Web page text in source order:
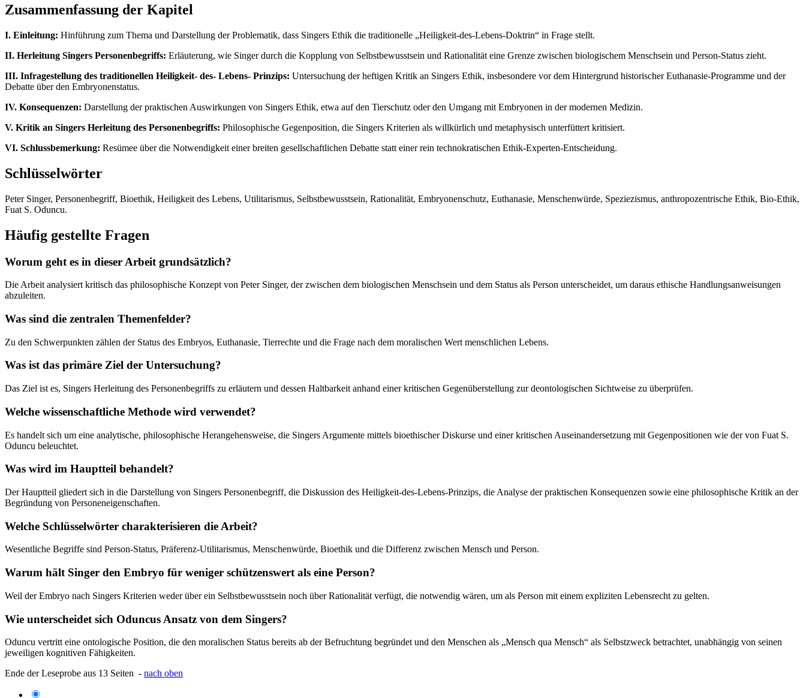
Zusammenfassung der Kapitel
I. Einleitung: Hinführung zum Thema und Darstellung der Problematik, dass Singers Ethik die traditionelle „Heiligkeit-des-Lebens-Doktrin“ in Frage stellt.
II. Herleitung Singers Personenbegriffs: Erläuterung, wie Singer durch die Kopplung von Selbstbewusstsein und Rationalität eine Grenze zwischen biologischem Menschsein und Person-Status zieht.
III. Infragestellung des traditionellen Heiligkeit- des- Lebens- Prinzips: Untersuchung der heftigen Kritik an Singers Ethik, insbesondere vor dem Hintergrund historischer Euthanasie-Programme und der
Debatte über den Embryonenstatus.
IV. Konsequenzen: Darstellung der praktischen Auswirkungen von Singers Ethik, etwa auf den Tierschutz oder den Umgang mit Embryonen in der modernen Medizin.
V. Kritik an Singers Herleitung des Personenbegriffs: Philosophische Gegenposition, die Singers Kriterien als willkürlich und metaphysisch unterfüttert kritisiert.
VI. Schlussbemerkung: Resümee über die Notwendigkeit einer breiten gesellschaftlichen Debatte statt einer rein technokratischen Ethik-Experten-Entscheidung.
Schlüsselwörter
Peter Singer, Personenbegriff, Bioethik, Heiligkeit des Lebens, Utilitarismus, Selbstbewusstsein, Rationalität, Embryonenschutz, Euthanasie, Menschenwürde, Speziezismus, anthropozentrische Ethik, Bio-Ethik,
Fuat S. Oduncu.
Häufig gestellte Fragen
Worum geht es in dieser Arbeit grundsätzlich?
Die Arbeit analysiert kritisch das philosophische Konzept von Peter Singer, der zwischen dem biologischen Menschsein und dem Status als Person unterscheidet, um daraus ethische Handlungsanweisungen
abzuleiten.
Was sind die zentralen Themenfelder?
Zu den Schwerpunkten zählen der Status des Embryos, Euthanasie, Tierrechte und die Frage nach dem moralischen Wert menschlichen Lebens.
Was ist das primäre Ziel der Untersuchung?
Das Ziel ist es, Singers Herleitung des Personenbegriffs zu erläutern und dessen Haltbarkeit anhand einer kritischen Gegenüberstellung zur deontologischen Sichtweise zu überprüfen.
Welche wissenschaftliche Methode wird verwendet?
Es handelt sich um eine analytische, philosophische Herangehensweise, die Singers Argumente mittels bioethischer Diskurse und einer kritischen Auseinandersetzung mit Gegenpositionen wie der von Fuat S.
Oduncu beleuchtet.
Was wird im Hauptteil behandelt?
Der Hauptteil gliedert sich in die Darstellung von Singers Personenbegriff, die Diskussion des Heiligkeit-des-Lebens-Prinzips, die Analyse der praktischen Konsequenzen sowie eine philosophische Kritik an der
Begründung von Personeneigenschaften.
Welche Schlüsselwörter charakterisieren die Arbeit?
Wesentliche Begriffe sind Person-Status, Präferenz-Utilitarismus, Menschenwürde, Bioethik und die Differenz zwischen Mensch und Person.
Warum hält Singer den Embryo für weniger schützenswert als eine Person?
Weil der Embryo nach Singers Kriterien weder über ein Selbstbewusstsein noch über Rationalität verfügt, die notwendig wären, um als Person mit einem expliziten Lebensrecht zu gelten.
Wie unterscheidet sich Oduncus Ansatz von dem Singers?
Oduncu vertritt eine ontologische Position, die den moralischen Status bereits ab der Befruchtung begründet und den Menschen als „Mensch qua Mensch“ als Selbstzweck betrachtet, unabhängig von seinen
jeweiligen kognitiven Fähigkeiten.
Ende der Leseprobe aus 13 Seiten - nach oben